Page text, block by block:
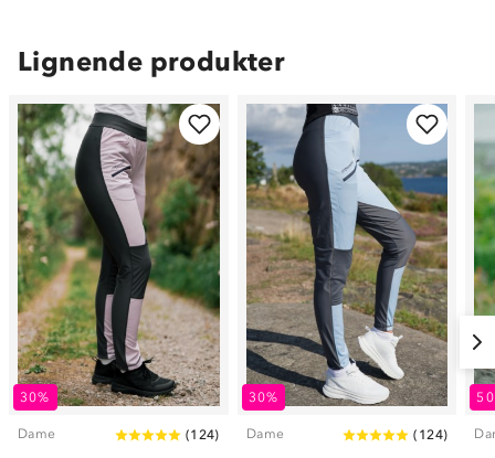
Lignende produkter
30%
Dame (124)
30%
Dame ( 124)